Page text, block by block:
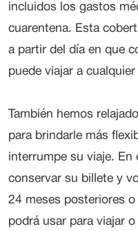
incluidos los gastos
cuarentena. Esta
a partir del día en que
puede viajar a
También hemos
para brindarle más
interrumpe su viaje. En
conservar su billete y
24 meses posteriores
podrá usar para viajar